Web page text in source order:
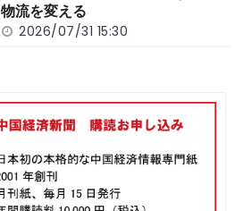
物流を変える
2026/07/31 15:30